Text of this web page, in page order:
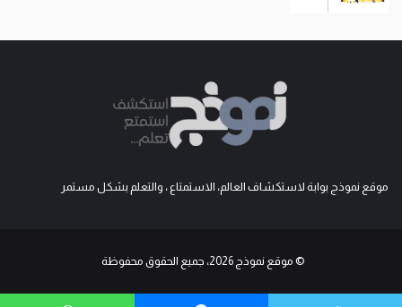
موقع نموذج بوابة لاستكشاف العالم، الاستمتاع ، والتعلم بشكل مستمر
© موقع نموذج 2026، جميع الحقوق محفوظة